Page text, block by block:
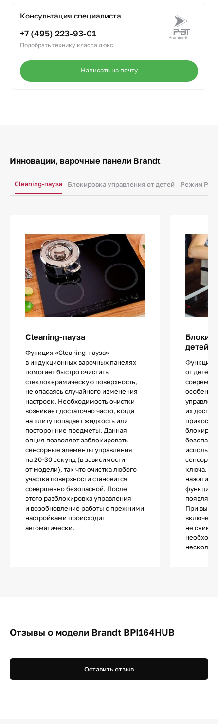
Консультация специалиста
+7 (495) 223-93-01
Подобрать технику класса люкс
Написать на почту
Инновации, варочные панели Brandt
Cleaning-пауза Блокировка управления от детей Режим
Cleaning-пауза
Функция «Cleaning-пауза»
в индукционных варочных панелях
помогает быстро очистить
стеклокерамическую поверхность,
не опасаясь случайного изменения
настроек. Необходимость очистки
возникает достаточно часто, когда
на плиту попадает жидкость или
посторонние предметы. Данная
опция позволяет заблокировать
сенсорные элементы управления
на 20-30 секунд (в зависимости
от модели), так что очистка любого
участка поверхности становится
совершенно безопасной. После
этого разблокировка управления
и возобновление работы с прежними
настройками происходит
автоматически.
детей
Функцией
от детей
их
сенсор с
ключа.
нажатии
функции
При
не
Отзывы о модели Brandt BPI164HUB
Оставить отзыв